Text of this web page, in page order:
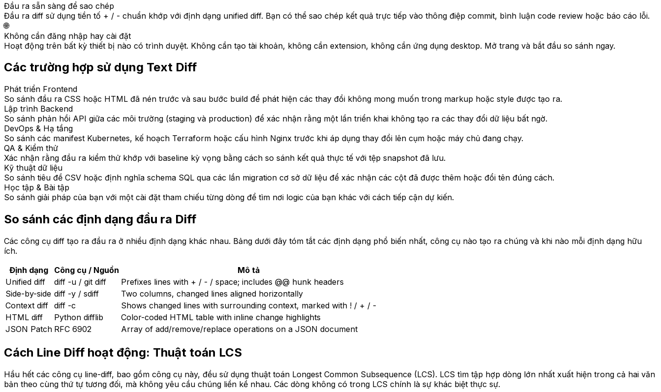
Đầu ra sẵn sàng để sao chép
Đầu ra diff sử dụng tiền tố + / - chuẩn khớp với định dạng unified diff. Bạn có thể sao chép kết quả trực tiếp vào thông điệp commit, bình luận code review hoặc báo cáo lỗi.
🌐
Không cần đăng nhập hay cài đặt
Hoạt động trên bất kỳ thiết bị nào có trình duyệt. Không cần tạo tài khoản, không cần extension, không cần ứng dụng desktop. Mở trang và bắt đầu so sánh ngay.
Các trường hợp sử dụng Text Diff
Phát triển Frontend
So sánh đầu ra CSS hoặc HTML đã nén trước và sau bước build để phát hiện các thay đổi không mong muốn trong markup hoặc style được tạo ra.
Lập trình Backend
So sánh phản hồi API giữa các môi trường (staging và production) để xác nhận rằng một lần triển khai không tạo ra các thay đổi dữ liệu bất ngờ.
DevOps & Hạ tầng
So sánh các manifest Kubernetes, kế hoạch Terraform hoặc cấu hình Nginx trước khi áp dụng thay đổi lên cụm hoặc máy chủ đang chạy.
QA & Kiểm thử
Xác nhận rằng đầu ra kiểm thử khớp với baseline kỳ vọng bằng cách so sánh kết quả thực tế với tệp snapshot đã lưu.
Kỹ thuật dữ liệu
So sánh tiêu đề CSV hoặc định nghĩa schema SQL qua các lần migration cơ sở dữ liệu để xác nhận các cột đã được thêm hoặc đổi tên đúng cách.
Học tập & Bài tập
So sánh giải pháp của bạn với một cài đặt tham chiếu từng dòng để tìm nơi logic của bạn khác với cách tiếp cận dự kiến.
So sánh các định dạng đầu ra Diff
Các công cụ diff tạo ra đầu ra ở nhiều định dạng khác nhau. Bảng dưới đây tóm tắt các định dạng phổ biến nhất, công cụ nào tạo ra chúng và khi nào mỗi định dạng hữu
ích.
Định dạng
Công cụ / Nguồn
Mô tả
Unified diff
diff -u / git diff
Prefixes lines with + / - / space; includes @@ hunk headers
Side-by-side diff -y / sdiff
Two columns, changed lines aligned horizontally
Context diff diff -c
Shows changed lines with surrounding context, marked with ! / + / -
HTML diff
Python difflib
Color-coded HTML table with inline change highlights
JSON Patch RFC 6902 Array of add/remove/replace operations on a JSON document
Cách Line Diff hoạt động: Thuật toán LCS
Hầu hết các công cụ line-diff, bao gồm công cụ này, đều sử dụng thuật toán Longest Common Subsequence (LCS). LCS tìm tập hợp dòng lớn nhất xuất hiện trong cả hai văn
bản theo cùng thứ tự tương đối, mà không yêu cầu chúng liền kề nhau. Các dòng không có trong LCS chính là sự khác biệt thực sự.